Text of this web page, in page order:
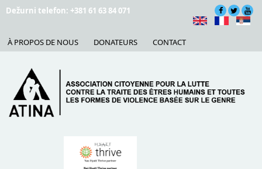
Skip to main content
Dežurni telefon: +381 61 63 84 071
À PROPOS DE NOUS DONATEURS CONTACT